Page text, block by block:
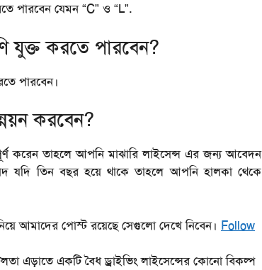
পারবেন যেমন “C” ও “L”.
যুক্ত করতে পারবেন?
পারবেন।
করবেন?
করেন তাহলে আপনি মাঝারি লাইসেন্স এর জন্য আবেদন
যদি তিন বছর হয়ে থাকে তাহলে আপনি হালকা থেকে
আমাদের পোস্ট রয়েছে সেগুলো দেখে নিবেন। Follow
এড়াতে একটি বৈধ ড্রাইভিং লাইসেন্সের কোনো বিকল্প